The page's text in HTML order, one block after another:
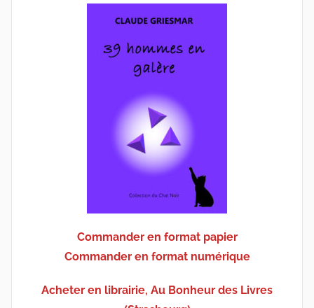
Commander en format papier
Commander en format numérique
Acheter en librairie, Au Bonheur des Livres